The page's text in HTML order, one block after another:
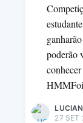
poderão
HMMFoi
27 SET